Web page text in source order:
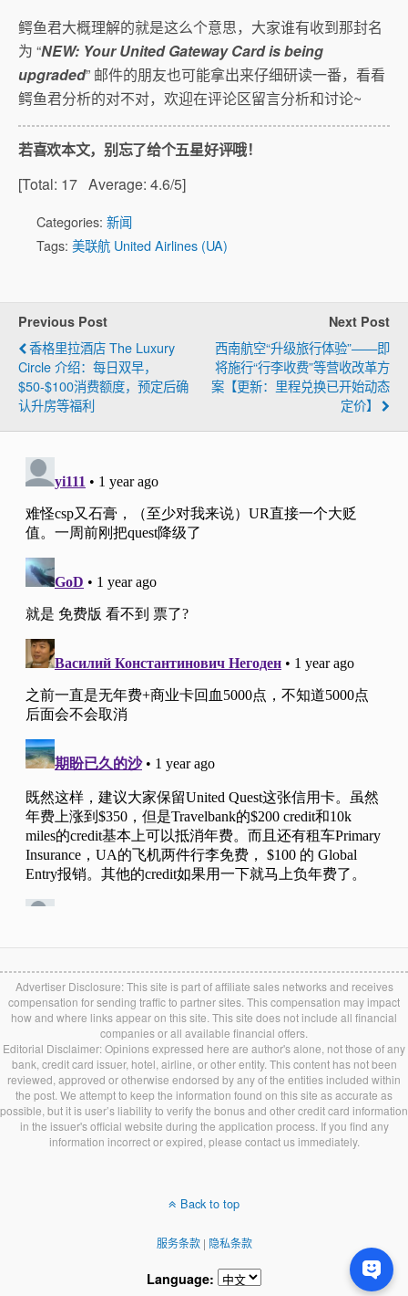
鳄鱼君大概理解的就是这么个意思，大家谁有收到那封名
为 “NEW: Your United Gateway Card is being
upgraded” 邮件的朋友也可能拿出来仔细研读一番，看看
鳄鱼君分析的对不对，欢迎在评论区留言分析和讨论~
若喜欢本文，别忘了给个五星好评哦！
[Total: 17 Average: 4.6/5]
Categories: 新闻
Tags: 美联航 United Airlines (UA)
Previous Post
香格里拉酒店 The Luxury
Circle 介绍：每日双早，
$50-$100消费额度，预定后确
认升房等福利
Next Post
西南航空“升级旅行体验”——即
将施行“行李收费”等营收改革方
案【更新：里程兑换已开始动态
定价】
Advertiser Disclosure: This site is part of affiliate sales networks and receives
compensation for sending traffic to partner sites. This compensation may impact
how and where links appear on this site. This site does not include all financial
companies or all available financial offers.
Editorial Disclaimer: Opinions expressed here are author's alone, not those of any
bank, credit card issuer, hotel, airline, or other entity. This content has not been
reviewed, approved or otherwise endorsed by any of the entities included within
the post. We attempt to keep the information found on this site as accurate as
possible, but it is user’s liability to verify the bonus and other credit card information
in the issuer's official website during the application process. If you find any
information incorrect or expired, please contact us immediately.
Back to top
服务条款| 隐私条款
Language: